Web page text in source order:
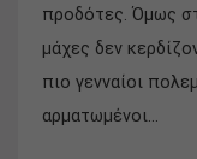
προδότες. Όμως
μάχες δεν
πιο γενναίοι
αρματωμένοι…